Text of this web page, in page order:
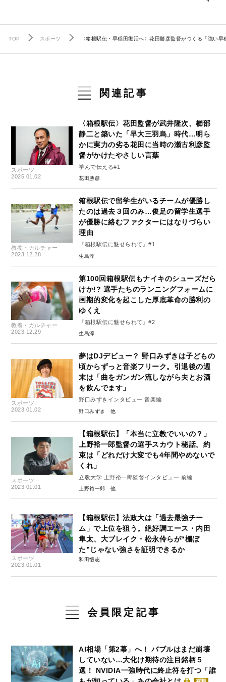
TOP スポーツ 〈箱根駅伝・早稲田復活へ〉花田勝彦監督がつくる「強い
関連記事
スポーツ
2025.01.02
〈箱根駅伝〉花田監督が武井隆次、櫛部
静二と築いた「早大三羽烏」時代…明ら
かに実力の劣る花田に当時の瀬古利彦監
督がかけたやさしい言葉
学んで伝える#1
花田勝彦
教養・カルチャー
2023.12.28
箱根駅伝で留学生がいるチームが優勝し
たのは過去３回のみ…俊足の留学生選手
が優勝に絡むファクターにはなりづらい
理由
『箱根駅伝に魅せられて』#1
生島淳
教養・カルチャー
2023.12.29
第100回箱根駅伝もナイキのシューズだら
けか!? 選手たちのランニングフォームに
画期的変化を起こした厚底革命の勝利の
ゆくえ
『箱根駅伝に魅せられて』#2
生島淳
スポーツ
2023.01.02
夢はDJデビュー？ 野口みずきは子どもの
頃からずっと音楽フリーク。引退後の週
末は「曲をガンガン流しながら夫とお酒
を飲んでます」
野口みずきインタビュー 音楽編
野口みずき
スポーツ
2023.01.01
【箱根駅伝】「本当に立教でいいの？」
上野裕一郎監督の選手スカウト秘話。約
束は「どれだけ大変でも4年間やめないで
くれ」
立教大学 上野裕一郎監督インタビュー 前編
上野裕一郎
スポーツ
2023.01.01
【箱根駅伝】法政大は「過去最強チー
ム」で上位を狙う。絶好調エース・内田
隼太、大ブレイク・松永伶らが“棚ぼ
た”じゃない強さを証明できるか
和田悟志
会員限定記事
AI相場「第2幕」へ！ バブルはまだ崩壊
していない…大化け期待の注目銘柄５
選！ NVIDIA一強時代に終止符を打つ「誰